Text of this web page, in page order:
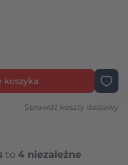
koszyka
Sprawdź koszty dostawy
to 4 niezależne